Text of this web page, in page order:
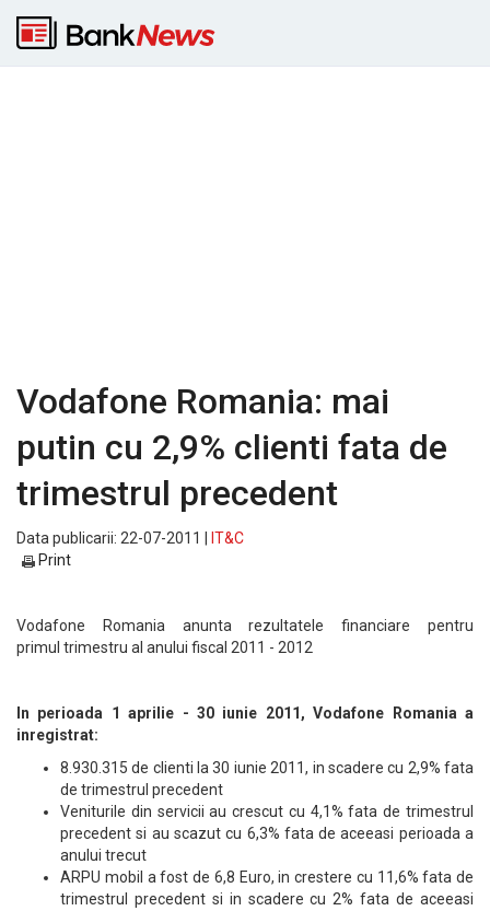
Vodafone Romania: mai
putin cu 2,9% clienti fata de
trimestrul precedent
Data publicarii: 22-07-2011 |
IT&C
Print
Vodafone Romania anunta rezultatele financiare pentru
primul trimestru al anului fiscal 2011 - 2012
In perioada 1 aprilie - 30 iunie 2011, Vodafone Romania a
inregistrat:
8.930.315 de clienti la 30 iunie 2011, in scadere cu 2,9% fata
de trimestrul precedent
Veniturile din servicii au crescut cu 4,1% fata de trimestrul
precedent si au scazut cu 6,3% fata de aceeasi perioada a
anului trecut
ARPU mobil a fost de 6,8 Euro, in crestere cu 11,6% fata de
trimestrul precedent si in scadere cu 2% fata de aceeasi